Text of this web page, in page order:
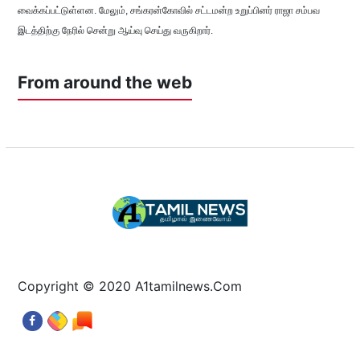
வைக்கப்பட்டுள்ளன. மேலும், சங்கரன்கோவில் சட்டமன்ற உறுப்பினர் ராஜா சம்பவ
இடத்திற்கு நேரில் சென்று ஆய்வு செய்து வருகிறார்.
From around the web
Copyright © 2020 A1tamilnews.Com